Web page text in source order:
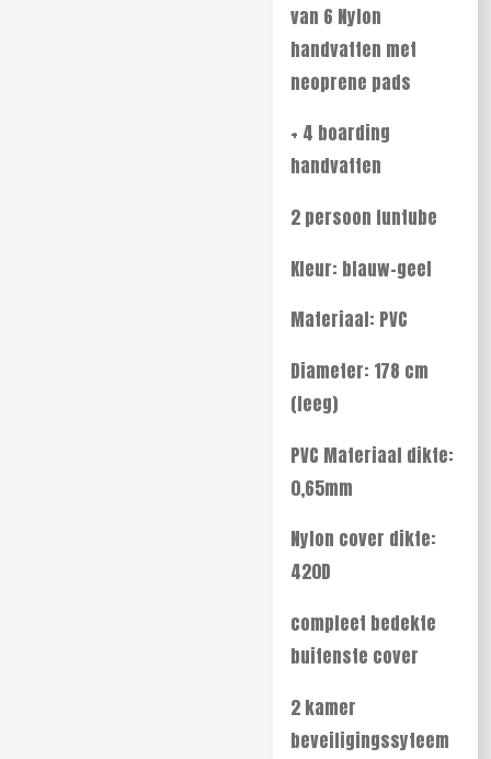
van 6 Nylon
handvatten met
neoprene pads
+ 4 boarding
handvatten
2 persoon funtube
Kleur: blauw-geel
Materiaal: PVC
Diameter: 178 cm
(leeg)
PVC Materiaal dikte:
0,65mm
Nylon cover dikte:
420D
compleet bedekte
buitenste cover
2 kamer
beveiligingssyteem